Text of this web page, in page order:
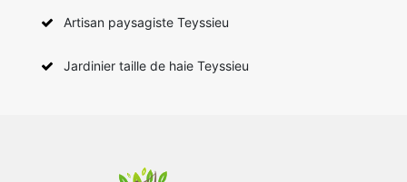
Artisan paysagiste Teyssieu
Jardinier taille de haie Teyssieu